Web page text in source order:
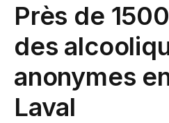
Près de
des
anonymes
Laval